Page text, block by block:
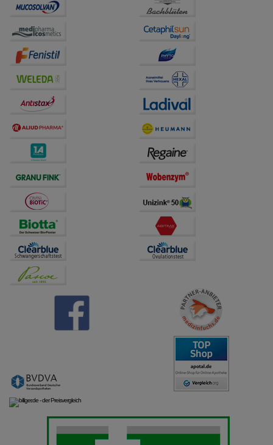
Besuchers oder unsere Seite an bevorzugte
Verhaltensweisen (z.B. Spracheinstellung)
anzupassen. Komfort-Cookies ermöglichen es uns
auch auf Ihre Bedürfnisse zugeschrittene Inhalte
anzuzeigen und unser Partnerprogramm zu
betreiben.
Statistik & Tracking:
Hierüber lassen sich
Informationen über die Art und Weise der Nutzung
unserer Website sammeln, mit deren Hilfe wir unsere
auf unserer Website aber auch die Werbung auf
Drittseiten möglichst relevant für Sie zu gestalten.
Bitte beachten Sie, dass Daten hierfür teilweise an
Dritte wie z.B. Google oder soziale Medien